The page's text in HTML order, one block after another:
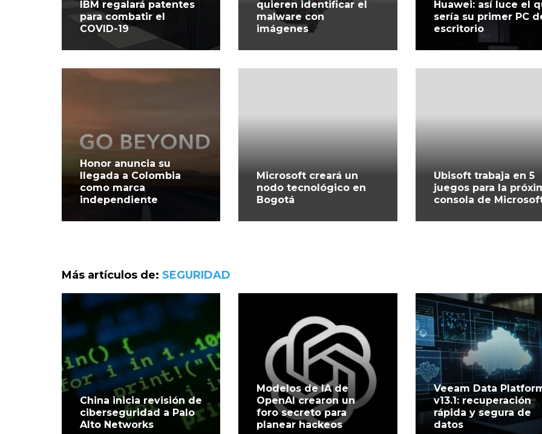
IBM regalará patentes
para combatir el
COVID-19
quieren identificar el
malware con
imágenes
Huawei: así luce el
sería su primer PC
escritorio
Honor anuncia su
llegada a Colombia
como marca
independiente
Microsoft creará un
nodo tecnológico en
Bogotá
Ubisoft trabaja en 5
juegos para la
consola de
Más artículos de: SEGURIDAD
China inicia revisión de
ciberseguridad a Palo
Alto Networks
Modelos de IA de
OpenAI crearon un
foro secreto para
planear hackeos
Veeam Data
v13.1: recuperación
rápida y segura de
datos